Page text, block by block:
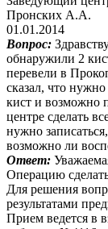
Пронских А.А.
01.01.2014
Вопрос:
обнаружили 2
перевели в
сказал, что
кист и возможно
центре сделать
нужно
возможно ли
Ответ:
Операцию
Для решения
результатами
Прием ведется в